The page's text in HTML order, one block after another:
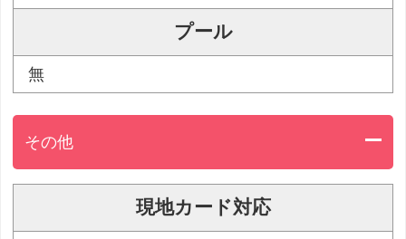
プール
無
その他
現地カード対応